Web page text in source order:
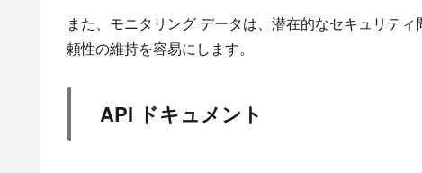
また、モニタリング データは、潜在的なセキュリテ
頼性の維持を容易にします。
API ドキュメント